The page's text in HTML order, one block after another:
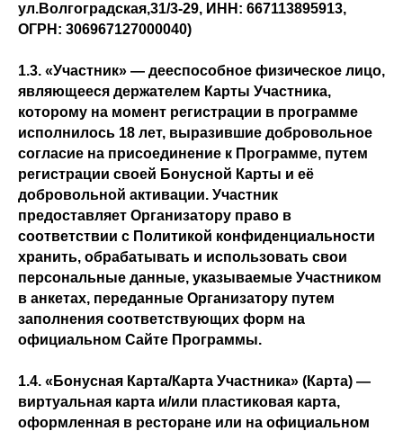
ул.Волгоградская,31/3-29, ИНН: 667113895913,
ОГРН: 306967127000040)
1.3. «Участник» — дееспособное физическое лицо,
являющееся держателем Карты Участника,
которому на момент регистрации в программе
исполнилось 18 лет, выразившие добровольное
согласие на присоединение к Программе, путем
регистрации своей Бонусной Карты и её
добровольной активации. Участник
предоставляет Организатору право в
соответствии с Политикой конфиденциальности
хранить, обрабатывать и использовать свои
персональные данные, указываемые Участником
в анкетах, переданные Организатору путем
заполнения соответствующих форм на
официальном Сайте Программы.
1.4. «Бонусная Карта/Карта Участника» (Карта) —
виртуальная карта и/или пластиковая карта,
оформленная в ресторане или на официальном